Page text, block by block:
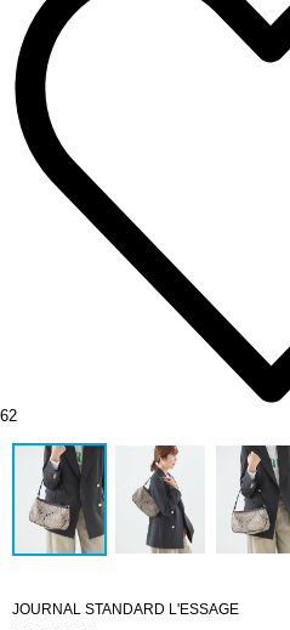
62
JOURNAL STANDARD L'ESSAGE